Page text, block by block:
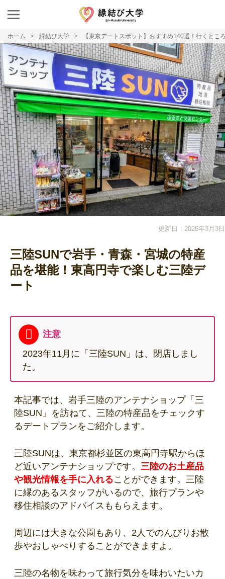
ホーム 縁結び大学 【東京デートスポット】おすすめ140選！行くと
更新日：2026年3月3日
三陸SUNで岩手・青森・宮城の特産
品を堪能！東高円寺で楽しむ三陸デ
ート
注意
2023年11月に「三陸SUN」は、閉店しまし
た。
本記事では、岩手三陸のアンテナショップ「三
陸SUN」を訪ねて、三陸の特産品をチェックす
るデートプランをご紹介します。
三陸SUNは、東京都杉並区の東高円寺駅からほ
ど近いアンテナショップです。 三陸のお土産品
や観光情報を手に入れることができます。三陸
に縁のあるスタッフがいるので、旅行プランや
移住相談のアドバイスももらえます。
周辺には大きな公園もあり、2人でのんびりお散
歩やおしゃべりすることができますよ。
三陸の名物を味わって旅行気分を味わいたいカ